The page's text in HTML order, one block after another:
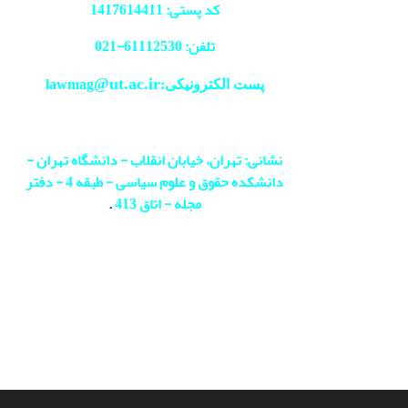
کد پستی: 1417614411
تلفن: 61112530-
021
پست الکترونیکی:lawmag@ut.ac.ir
نشانی: تهران، خیابان انقلاب - دانشگاه تهران -
دانشکده حقوق و علوم سیاسی - طبقه 4 - دفتر
مجله - اتاق 413
.